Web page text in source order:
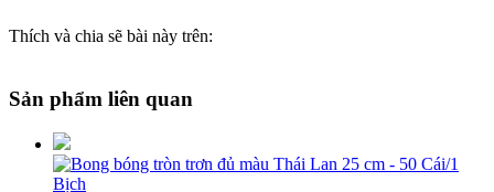
Thích và chia sẽ bài này trên:
Sản phẩm liên quan